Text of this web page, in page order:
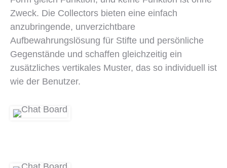
Zweck. Die Collectors bieten eine einfach
anzubringende, unverzichtbare
Aufbewahrungslösung für Stifte und persönliche
Gegenstände und schaffen gleichzeitig ein
zusätzliches vertikales Muster, das so individuell ist
wie der Benutzer.